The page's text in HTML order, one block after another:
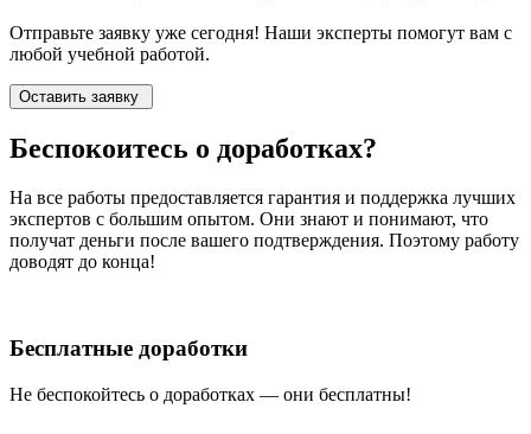
Отправьте заявку уже сегодня! Наши эксперты помогут вам с
любой учебной работой.
Оставить заявку
Беспокоитесь о доработках?
На все работы предоставляется гарантия и поддержка лучших
экспертов с большим опытом. Они знают и понимают, что
получат деньги после вашего подтверждения. Поэтому работу
доводят до конца!
Бесплатные доработки
Не беспокойтесь о доработках — они бесплатны!